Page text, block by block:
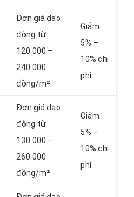
Đơn giá dao
động từ
120.000 –
240.000
đồng/m²
Giảm
5% –
10% chi
phí
Đơn giá dao
động từ
130.000 –
260.000
đồng/m²
Giảm
5% –
10% chi
phí